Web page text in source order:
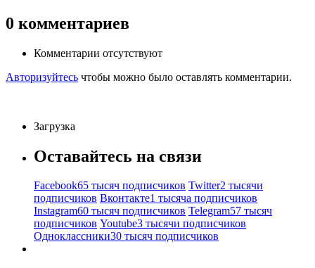
0 комментариев
Комментарии отсутствуют
Авторизуйтесь чтобы можно было оставлять комментарии.
Загрузка
Оставайтесь на связи
Facebook65 тысяч подписчиков Twitter2 тысячи
подписчиков Вконтакте1 тысяча подписчиков
Instagram60 тысяч подписчиков Telegram57 тысяч
подписчиков Youtube3 тысячи подписчиков
Одноклассники30 тысяч подписчиков